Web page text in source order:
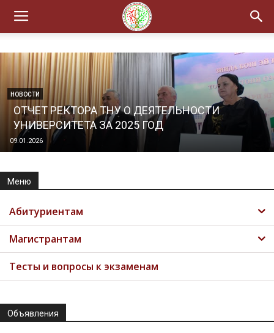
НОВОСТИ
ОТЧЕТ РЕКТОРА ТНУ О ДЕЯТЕЛЬНОСТИ
УНИВЕРСИТЕТА ЗА 2025 ГОД
09.01.2026
Меню
Абитуриентам
Магистрантам
Тесты и вопросы к экзаменам
Объявления